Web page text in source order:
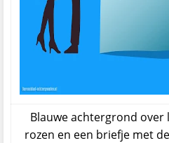
Blauwe achtergrond
rozen en een briefje met